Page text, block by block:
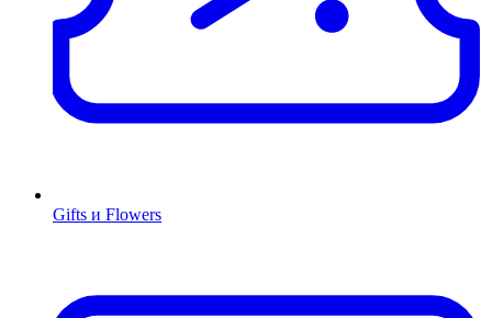
Gifts и Flowers